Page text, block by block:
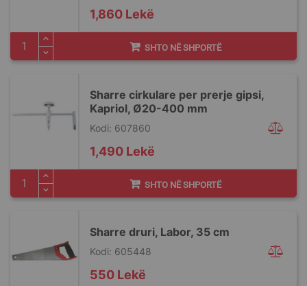
1,860 Lekë
SHTO NË SHPORTË
Sharre cirkulare per prerje gipsi,
Kapriol, Ø20-400 mm
Kodi: 607860
1,490 Lekë
SHTO NË SHPORTË
Sharre druri, Labor, 35 cm
Kodi: 605448
550 Lekë